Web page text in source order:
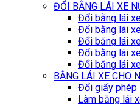
ĐỔI BẰNG LÁI XE
Đổi bằng lái
Đổi bằng lái
Đổi bằng lái
Đổi bằng lái
Đổi bằng lái
BẰNG LÁI XE CHO
Đổi giấy phép
Làm bằng lái